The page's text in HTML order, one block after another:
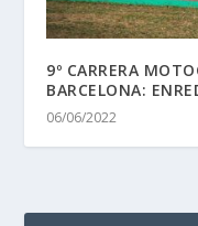
9º CARRERA
BARCELONA:
06/06/2022